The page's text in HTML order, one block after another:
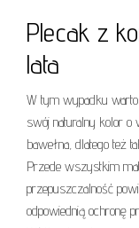
Plecak z
lata
W tym wypadku
swój naturalny kolor o
bawełna, dlatego też
Przede wszystkim
przepuszczalność
odpowiednią ochronę